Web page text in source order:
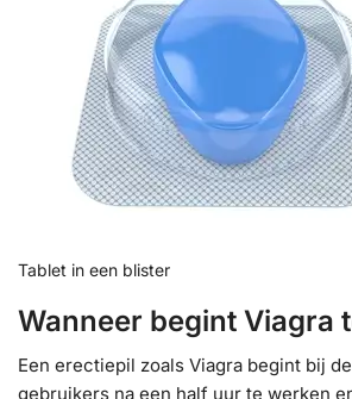
Tablet in een blister
Wanneer begint Viagra
Een erectiepil zoals Viagra begint bij
gebruikers na een half uur te werken